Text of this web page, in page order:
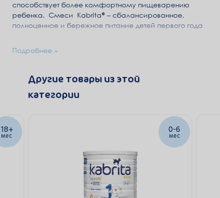
способствует более комфортному пищеварению
ребенка. Смеси Kabrita® – сбалансированное,
полноценное и бережное питание детей первого года
DigestX® –комплекс жиров с бета-пальмитатом,
способствует снижению вероятности запоров,
DHA (ω-3) и ARA (ω-6)
– для правильного развития мозга
и зрения.
– для укрепления иммунитета.
Подробнее
Другие товары из этой
категории
18+
мес
0-6
мес